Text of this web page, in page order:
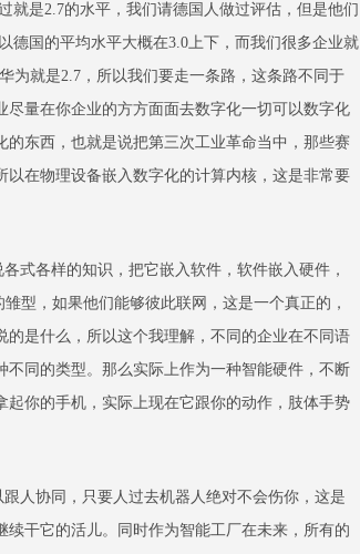
就是2.7的水平，我们请德国人做过评估，但是他们
德国的平均水平大概在3.0上下，而我们很多企业就
为就是2.7，所以我们要走一条路，这条路不同于
量在你企业的方方面面去数字化一切可以数字化
东西，也就是说把第三次工业革命当中，那些赛
在物理设备嵌入数字化的计算内核，这是非常要
各样的知识，把它嵌入软件，软件嵌入硬件，
型，如果他们能够彼此联网，这是一个真正的，
是什么，所以这个我理解，不同的企业在不同语
同的类型。那么实际上作为一种智能硬件，不断
你的手机，实际上现在它跟你的动作，肢体手势
人协同，只要人过去机器人绝对不会伤你，这是
干它的活儿。同时作为智能工厂在未来，所有的